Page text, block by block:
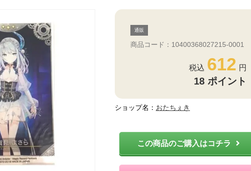
通販
商品コード：10400368027215-0001
612
18 ポイント
ショップ名： おたちぇき
この商品のご購入はコチラ